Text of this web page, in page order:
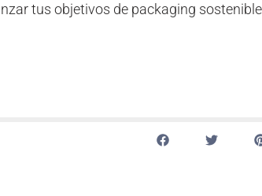
tus objetivos de packaging